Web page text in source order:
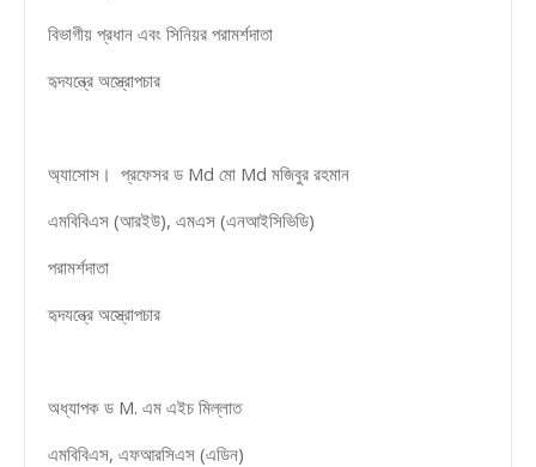
বিভাগীয় প্রধান এবং সিনিয়র পরামর্শদাতা
হৃদযন্ত্রে অস্ত্রোপচার
অ্যাসোস। প্রফেসর ড Md মো Md মজিবুর রহমান
এমবিবিএস (আরইউ), এমএস (এনআইসিভিডি)
পরামর্শদাতা
হৃদযন্ত্রে অস্ত্রোপচার
অধ্যাপক ড M. এম এইচ মিল্লাত
এমবিবিএস, এফআরসিএস (এডিন)